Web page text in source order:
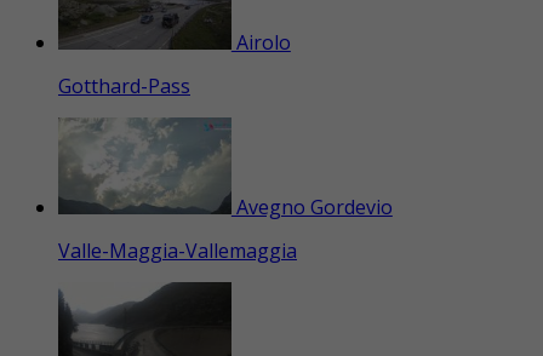
Airolo
Gotthard-Pass
Avegno Gordevio
Valle-Maggia-Vallemaggia